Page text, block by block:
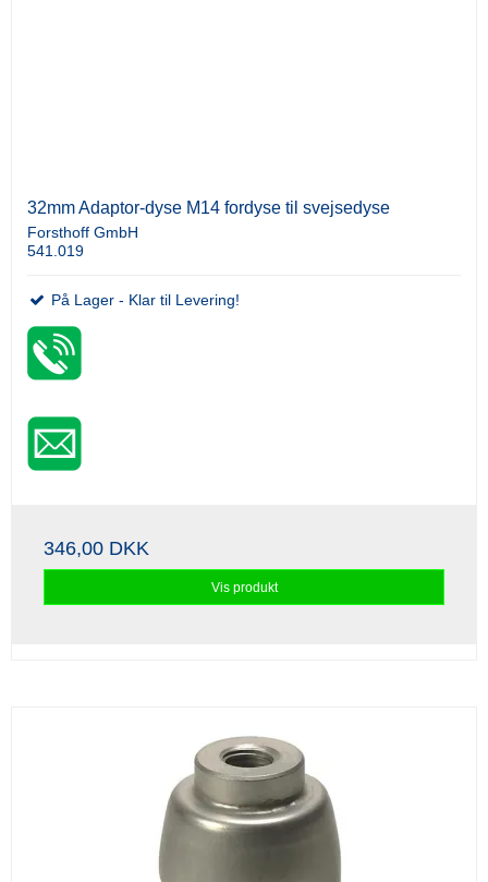
32mm Adaptor-dyse M14 fordyse til svejsedyse
Forsthoff GmbH
541.019
På Lager - Klar til Levering!
346,00 DKK
Vis produkt